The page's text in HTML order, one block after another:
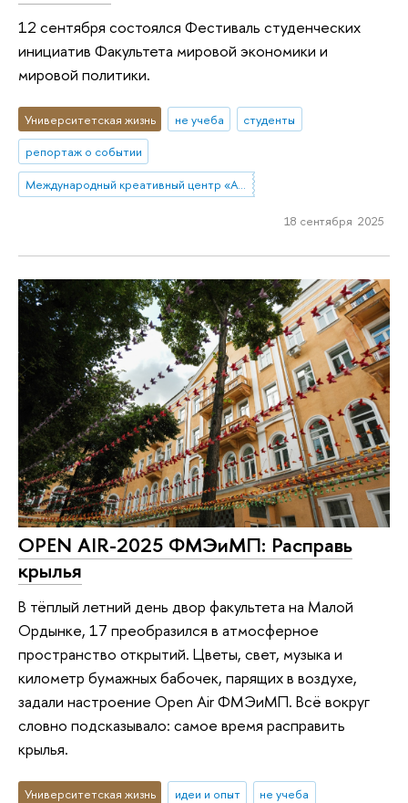
12 сентября состоялся Фестиваль студенческих
инициатив Факультета мировой экономики и
мировой политики.
Университетская жизнь не учеба
студенты
репортаж о событии
Международный креативный центр «Абитуриент. Студент. Выпускник»
18 сентября 2025
OPEN AIR-2025 ФМЭиМП: Расправь
крылья
В тёплый летний день двор факультета на Малой
Ордынке, 17 преобразился в атмосферное
пространство открытий. Цветы, свет, музыка и
километр бумажных бабочек, парящих в воздухе,
задали настроение Open Air ФМЭиМП. Всё вокруг
словно подсказывало: самое время расправить
крылья.
Университетская жизнь идеи и опыт
не учеба